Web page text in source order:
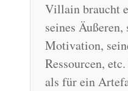
Villain braucht
seines
Motivation,
Ressourcen,
als für ein